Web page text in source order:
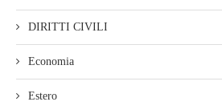
DIRITTI CIVILI
Economia
Estero